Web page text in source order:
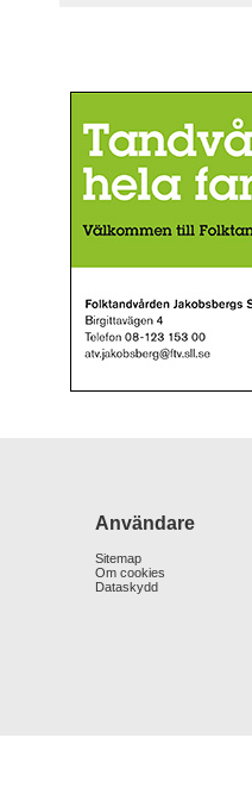
Användare
Sitemap
Om cookies
Dataskydd